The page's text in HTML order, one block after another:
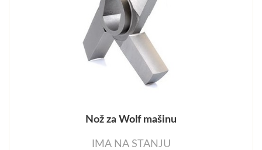
Nož za Wolf mašinu
IMA NA STANJU